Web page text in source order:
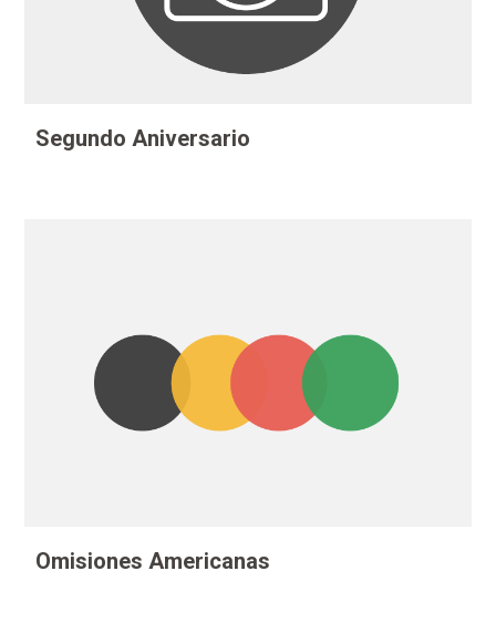
Segundo Aniversario
Omisiones Americanas